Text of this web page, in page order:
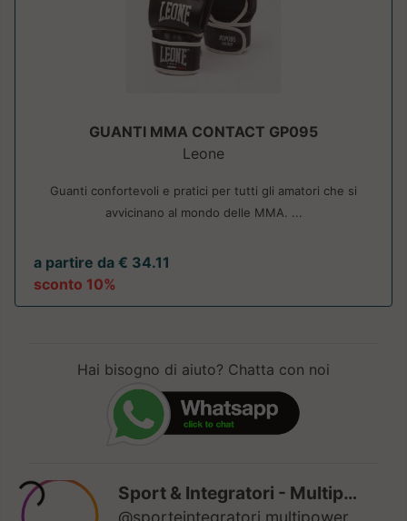
GUANTI MMA CONTACT GP095
Leone
Guanti confortevoli e pratici per tutti gli amatori che si
avvicinano al mondo delle MMA. ...
a partire da € 34.11
sconto 10%
Hai bisogno di aiuto? Chatta con noi